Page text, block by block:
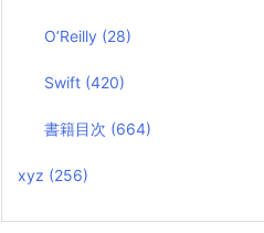
O’Reilly (28)
Swift (420)
書籍目次 (664)
xyz (256)